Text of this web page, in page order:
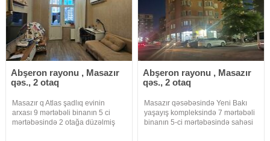
Abşeron rayonu , Masazır
qəs., 2 otaq
Masazır q Atlas şadlıq evinin
arxası 9 mərtəbəli binanın 5 ci
mərtəbəsində 2 otağa düzəlmiş
Abşeron rayonu , Masazır
qəs., 2 otaq
Masazır qəsəbəsində Yeni Bakı
yaşayış kompleksində 7 mərtəbəli
binanın 5-ci mərtəbəsində sahəsi